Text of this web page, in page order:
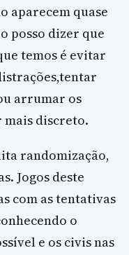
aparecem quase
posso dizer que
temos é evitar
arrumar os
mais discreto.
randomização,
Jogos deste
com as tentativas
o
e os civis nas